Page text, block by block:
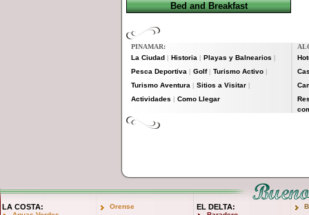
Bed and Breakfast
PINAMAR:
La Ciudad
Historia Playas y Balnearios
Pesca Deportiva Golf| Turismo Activo
Turismo Aventura Sitios a Visitar
Actividades Como Llegar
LA COSTA:
Orense
EL DELTA: